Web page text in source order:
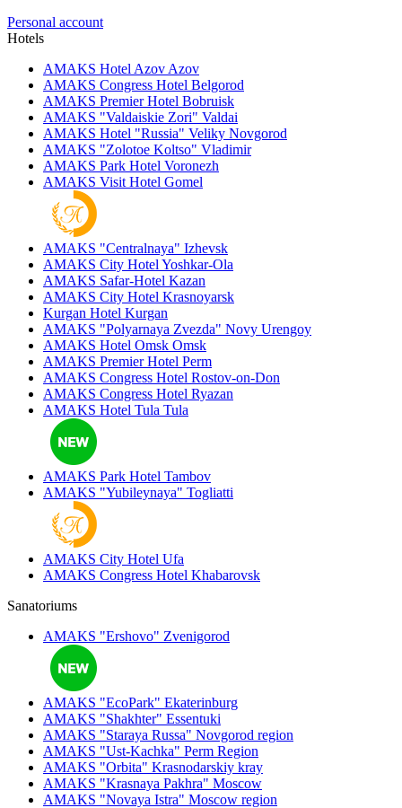
Personal account
Hotels
AMAKS Hotel Azov Azov
AMAKS Congress Hotel Belgorod
AMAKS Premier Hotel Bobruisk
AMAKS "Valdaiskie Zori" Valdai
AMAKS Hotel "Russia" Veliky Novgorod
AMAKS "Zolotoe Koltso" Vladimir
AMAKS Park Hotel Voronezh
AMAKS Visit Hotel Gomel
AMAKS "Centralnaya" Izhevsk
AMAKS City Hotel Yoshkar-Ola
AMAKS Safar-Hotel Kazan
AMAKS City Hotel Krasnoyarsk
Kurgan Hotel Kurgan
AMAKS "Polyarnaya Zvezda" Novy Urengoy
AMAKS Hotel Omsk Omsk
AMAKS Premier Hotel Perm
AMAKS Congress Hotel Rostov-on-Don
AMAKS Congress Hotel Ryazan
AMAKS Hotel Tula Tula
AMAKS Park Hotel Tambov
AMAKS "Yubileynaya" Togliatti
AMAKS City Hotel Ufa
AMAKS Congress Hotel Khabarovsk
Sanatoriums
AMAKS "Ershovo" Zvenigorod
AMAKS "EcoPark" Ekaterinburg
AMAKS "Shakhter" Essentuki
AMAKS "Staraya Russa" Novgorod region
AMAKS "Ust-Kachka" Perm Region
AMAKS "Orbita" Krasnodarskiy kray
AMAKS "Krasnaya Pakhra" Moscow
AMAKS "Novaya Istra" Moscow region